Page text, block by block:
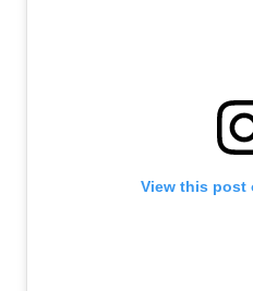
View this post